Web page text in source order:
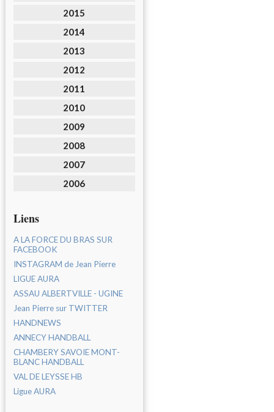
2015
2014
2013
2012
2011
2010
2009
2008
2007
2006
Liens
A LA FORCE DU BRAS SUR
FACEBOOK
INSTAGRAM de Jean Pierre
LIGUE AURA
ASSAU ALBERTVILLE - UGINE
Jean Pierre sur TWITTER
HANDNEWS
ANNECY HANDBALL
CHAMBERY SAVOIE MONT-
BLANC HANDBALL
VAL DE LEYSSE HB
Ligue AURA